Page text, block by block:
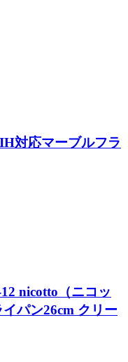
対応マーブルフラ
nicotto（ニコッ
パン26cm クリー